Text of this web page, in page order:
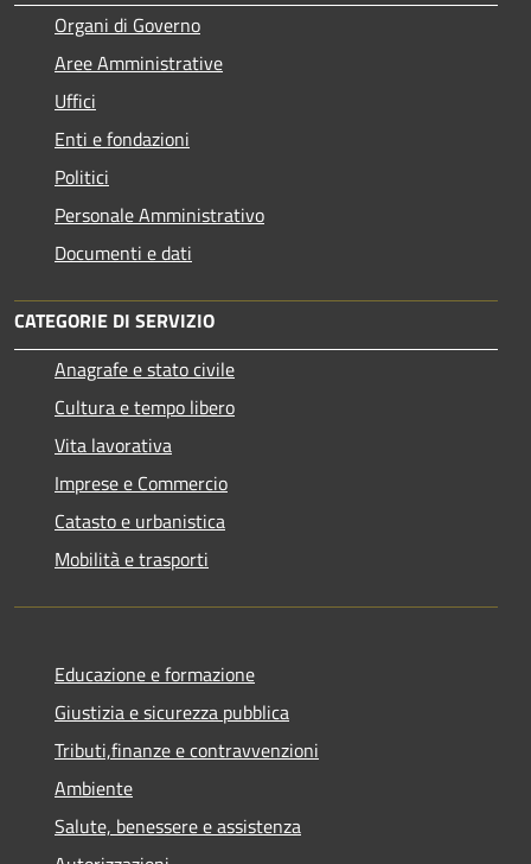
Organi di Governo
Aree Amministrative
Uffici
Enti e fondazioni
Politici
Personale Amministrativo
Documenti e dati
CATEGORIE DI SERVIZIO
Anagrafe e stato civile
Cultura e tempo libero
Vita lavorativa
Imprese e Commercio
Catasto e urbanistica
Mobilità e trasporti
Educazione e formazione
Giustizia e sicurezza pubblica
Tributi,finanze e contravvenzioni
Ambiente
Salute, benessere e assistenza